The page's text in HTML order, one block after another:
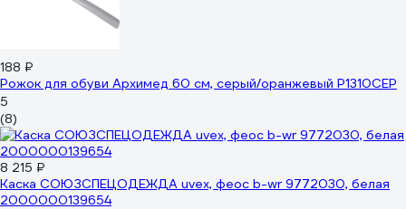
188 ₽
Рожок для обуви Архимед 60 см, серый/оранжевый Р1310СЕР
5
(8)
8 215 ₽
Каска СОЮЗСПЕЦОДЕЖДА uvex, феос b-wr 9772030, белая
2000000139654